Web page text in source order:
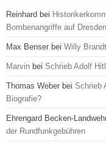
Reinhard bei
Bombenangriffe auf Dresden
Max Benser bei Willy
Marvin bei Schrieb Adolf
Thomas Weber bei Schrieb
Biografie?
Ehrengard Becken-
der Rundfunkgebühren